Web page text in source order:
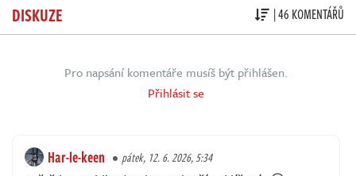
DISKUZE | 46 KOMENTÁŘŮ
Pro napsání komentáře musíš být přihlášen.
Přihlásit se
Har-le-keen pátek, 12. 6. 2026, 5:34